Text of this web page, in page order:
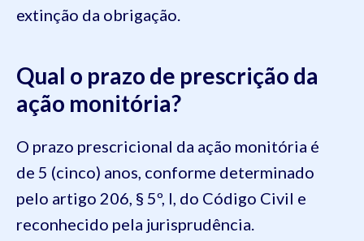
extinção da obrigação.
Qual o prazo de prescrição da
ação monitória?
O prazo prescricional da ação monitória é
de 5 (cinco) anos, conforme determinado
pelo artigo 206, § 5º, I, do Código Civil e
reconhecido pela jurisprudência.